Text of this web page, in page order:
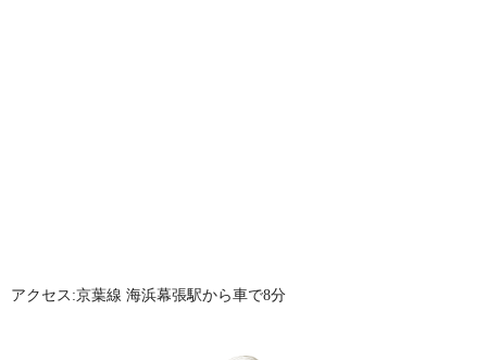
アクセス:京葉線 海浜幕張駅から車で8分